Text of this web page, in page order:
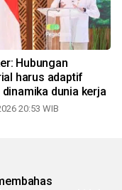
Hubungan
harus adaptif
dinamika dunia kerja
20:53 WIB